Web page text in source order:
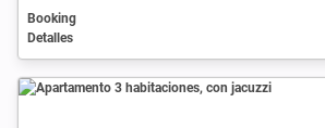
Booking
Detalles